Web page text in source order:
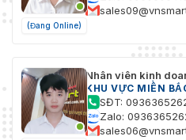
(Đang Online)
Nhân viên kinh
KHU VỰC MIỀN
SĐT:
Zalo: